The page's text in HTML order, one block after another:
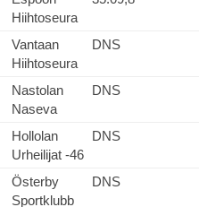
Hiihtoseura
Vantaan
Hiihtoseura
DNS
Nastolan
Naseva
DNS
Hollolan
Urheilijat -46
DNS
Österby
Sportklubb
DNS